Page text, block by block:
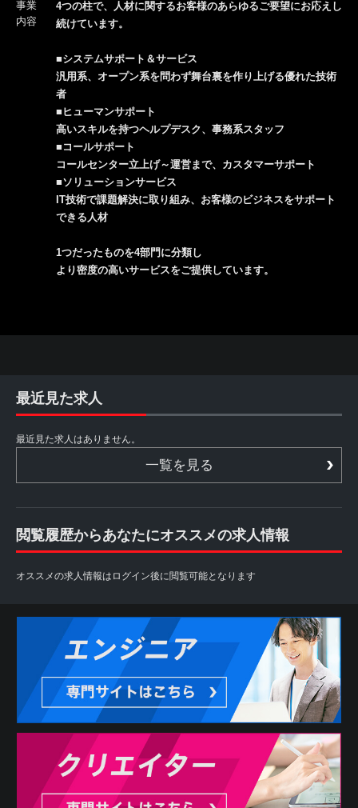
事業
内容
4つの柱で、人材に関するお客様のあらゆるご要望にお応えし
続けています。
■システムサポート＆サービス
汎用系、オープン系を問わず舞台裏を作り上げる優れた技術
者
■ヒューマンサポート
高いスキルを持つヘルプデスク、事務系スタッフ
■コールサポート
コールセンター立上げ～運営まで、カスタマーサポート
■ソリューションサービス
IT技術で課題解決に取り組み、お客様のビジネスをサポート
できる人材
1つだったものを4部門に分類し
より密度の高いサービスをご提供しています。
最近見た求人
最近見た求人はありません。
一覧を見る
閲覧履歴からあなたにオススメの求人情報
オススメの求人情報はログイン後に閲覧可能となります